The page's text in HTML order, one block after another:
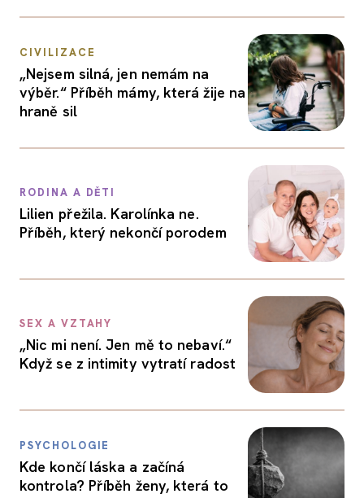
CIVILIZACE
„Nejsem silná, jen nemám na
výběr.“ Příběh mámy, která žije na
hraně sil
RODINA A DĚTI
Lilien přežila. Karolínka ne.
Příběh, který nekončí porodem
SEX A VZTAHY
„Nic mi není. Jen mě to nebaví.“
Když se z intimity vytratí radost
PSYCHOLOGIE
Kde končí láska a začíná
kontrola? Příběh ženy, která to